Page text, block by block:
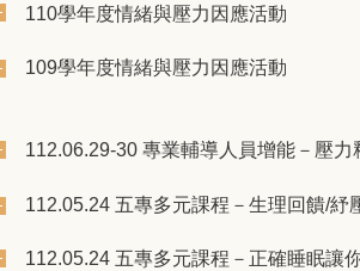
110學年度情緒與壓力因應活動
109學年度情緒與壓力因應活動
112.06.29-30 專業輔導人員增能－壓力
112.05.24 五專多元課程－生理回饋/紓
112.05.24 五專多元課程－正確睡眠讓